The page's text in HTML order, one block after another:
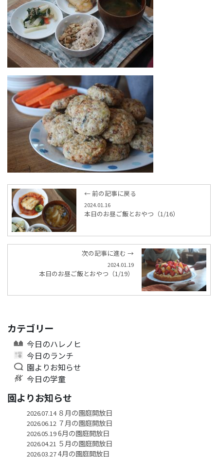
← 前の記事に戻る
2024.01.16
本日のお昼ご飯とおやつ（1/16）
次の記事に進む →
2024.01.19
本日のお昼ご飯とおやつ（1/19）
カテゴリー
今日のハレノヒ
今日のランチ
園よりお知らせ
今日の学童
園よりお知らせ
2026.07.14８月の園庭開放日
2026.06.12７月の園庭開放日
2026.05.196月の園庭開放日
2026.04.21 ５月の園庭開放日
2026.03.274月の園庭開放日